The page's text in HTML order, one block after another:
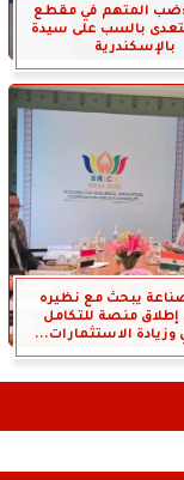
المتهم في مقطع
بالسب على سيدة
بالإسكندرية
يبحث مع نظيره
إطلاق منصة للتكامل
وزيادة الاستثمارات...